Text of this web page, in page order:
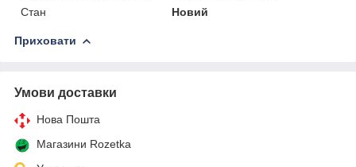
Стан
Новий
Приховати
Умови доставки
Нова Пошта
Магазини Rozetka